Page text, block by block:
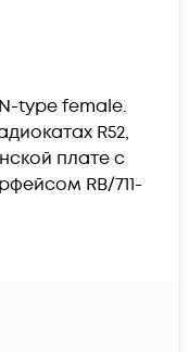
type female.
R52,
плате с
RB/711-